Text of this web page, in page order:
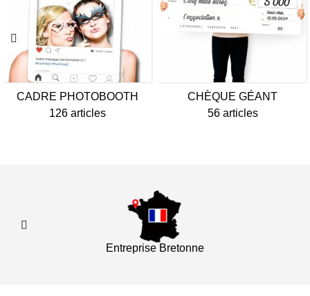
CADRE PHOTOBOOTH
126 articles
CHÈQUE GÉANT
56 articles
Entreprise Bretonne